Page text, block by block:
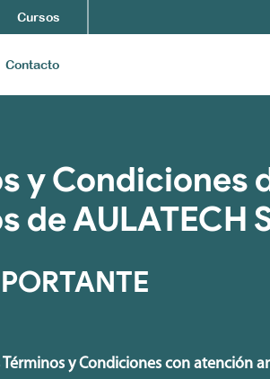
Cursos
Contacto
y Condiciones
de AULATECH
Términos y Condiciones con atención